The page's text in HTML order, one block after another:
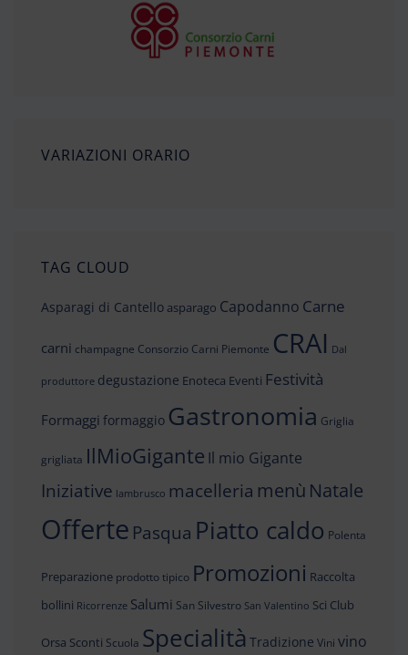
VARIAZIONI ORARIO
TAG CLOUD
Asparagi di Cantello asparago Capodanno Carne
carni champagne Consorzio Carni Piemonte CRAI Dal
produttore degustazione Enoteca Eventi Festività
Formaggi formaggio Gastronomia Griglia
grigliata IlMioGigante Il mio Gigante
Iniziative lambrusco macelleria menù Natale
Offerte Pasqua Piatto caldo Polenta
Preparazione prodotto tipico Promozioni Raccolta
bollini Ricorrenze Salumi San Silvestro San Valentino Sci Club
Orsa Sconti Scuola Specialità Tradizione Vini vino